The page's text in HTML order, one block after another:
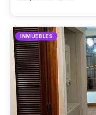
INMUEBLES